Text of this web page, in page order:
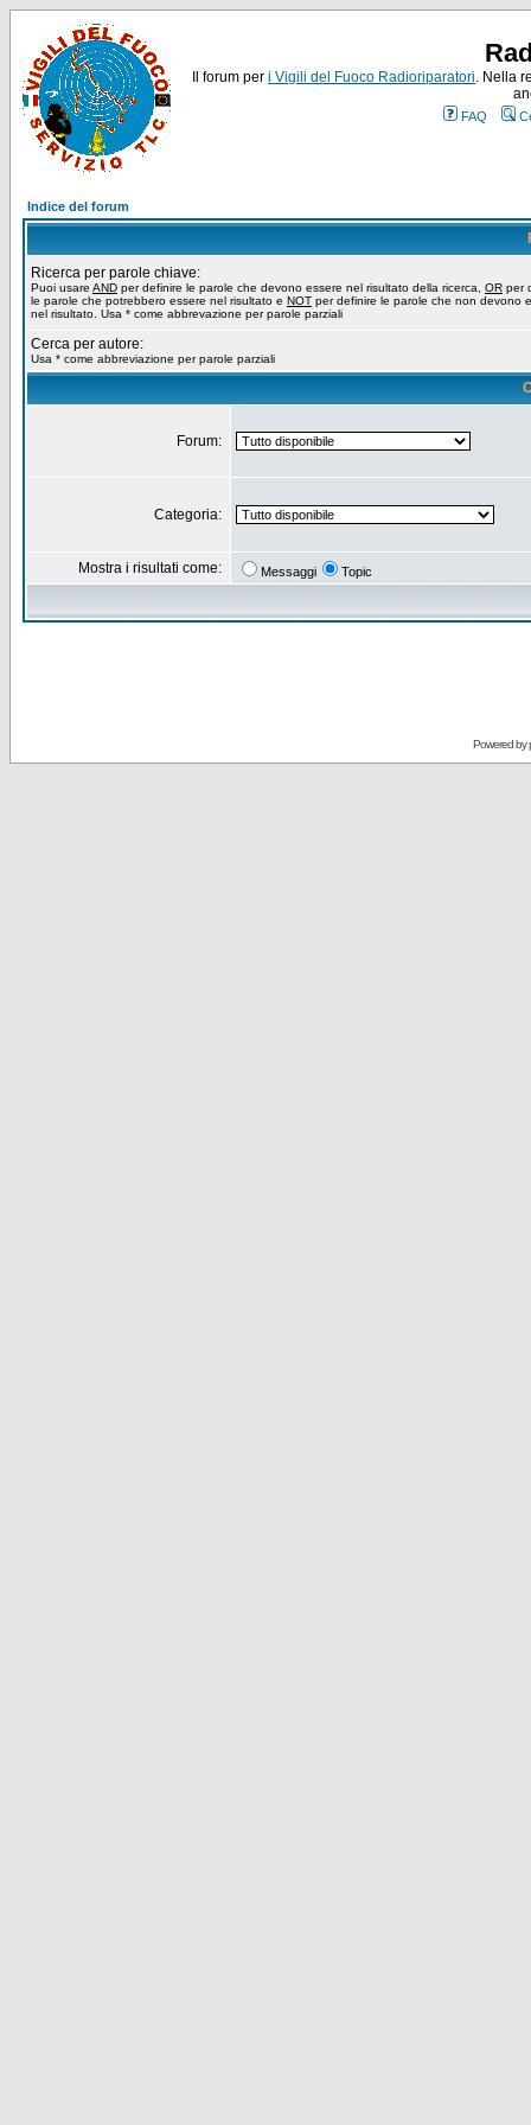
Il forum per i Vigili del Fuoco Radioriparatori. Nella
FAQ
Indice del forum
Ricerca per parole chiave:
Puoi usare AND per definire le parole che devono essere nel risultato della ricerca, OR per
le parole che potrebbero essere nel risultato e NOT per definire le parole che non devono
nel risultato. Usa * come abbrevazione per parole parziali
Cerca per autore:
Usa * come abbreviazione per parole parziali
Forum:
Categoria:
Mostra i risultati come: Messaggi Topic
Powered by